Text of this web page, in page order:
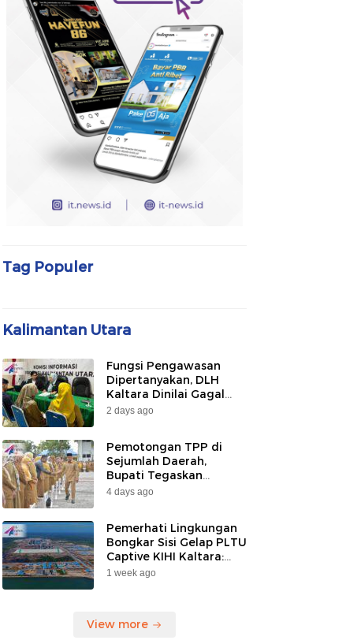
Tag Populer
Kalimantan Utara
Fungsi Pengawasan
Dipertanyakan, DLH
Kaltara Dinilai Gagal
Awasi PLTU Captive dan
2 days ago
Pemotongan TPP di
Sejumlah Daerah,
Bupati Tegaskan
Bulungan Belum
4 days ago
Pemerhati Lingkungan
Bongkar Sisi Gelap PLTU
Captive KIHI Kaltara:
“Industri Hijau Hanya
1 week ago
View more